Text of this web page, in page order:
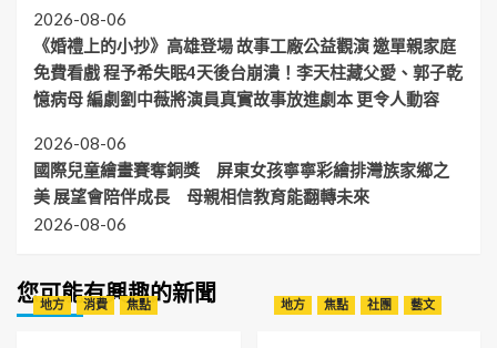
2026-08-06
《婚禮上的小抄》高雄登場 故事工廠公益觀演 邀單親家庭
免費看戲 程予希失眠4天後台崩潰！李天柱藏父愛、郭子乾
憶病母 編劇劉中薇將演員真實故事放進劇本 更令人動容
2026-08-06
國際兒童繪畫賽奪銅獎 屏東女孩寧寧彩繪排灣族家鄉之
美 展望會陪伴成長 母親相信教育能翻轉未來
2026-08-06
您可能有興趣的新聞
地方 消費 焦點 地方 焦點 社團 藝文